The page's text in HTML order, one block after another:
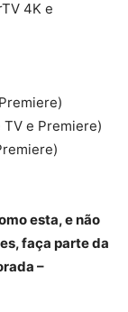
4K e
TV e Premiere)
esta, e não
faça parte da
–